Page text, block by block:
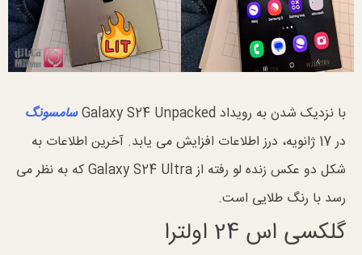
با نزدیک شدن به رویداد Galaxy S24 Unpacked
سامسونگ
در 17 ژانویه، درز اطلاعات افزایش می یابد. آخرین اطلاعات به
شکل دو عکس زنده لو رفته از Galaxy S24 Ultra که به نظر می
رسد با رنگ طلایی است.
گلکسی اس 24 اولترا